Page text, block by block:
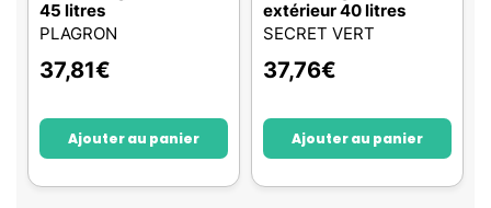
45 litres
PLAGRON
37,81€
Ajouter au panier
extérieur 40 litres
SECRET VERT
37,76€
Ajouter au panier